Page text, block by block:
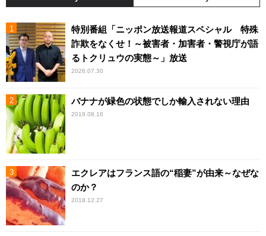
特別番組「ニッポン放送報道スペシャル 特殊
詐欺をなくせ！～被害者・加害者・警視庁が語
るトクリュウの実態～」放送
2026.07.30
バナナが緑色の状態でしか輸入されない理由
2019.08.16
エクレアはフランス語の“稲妻”が由来～なぜな
のか？
2018.12.27